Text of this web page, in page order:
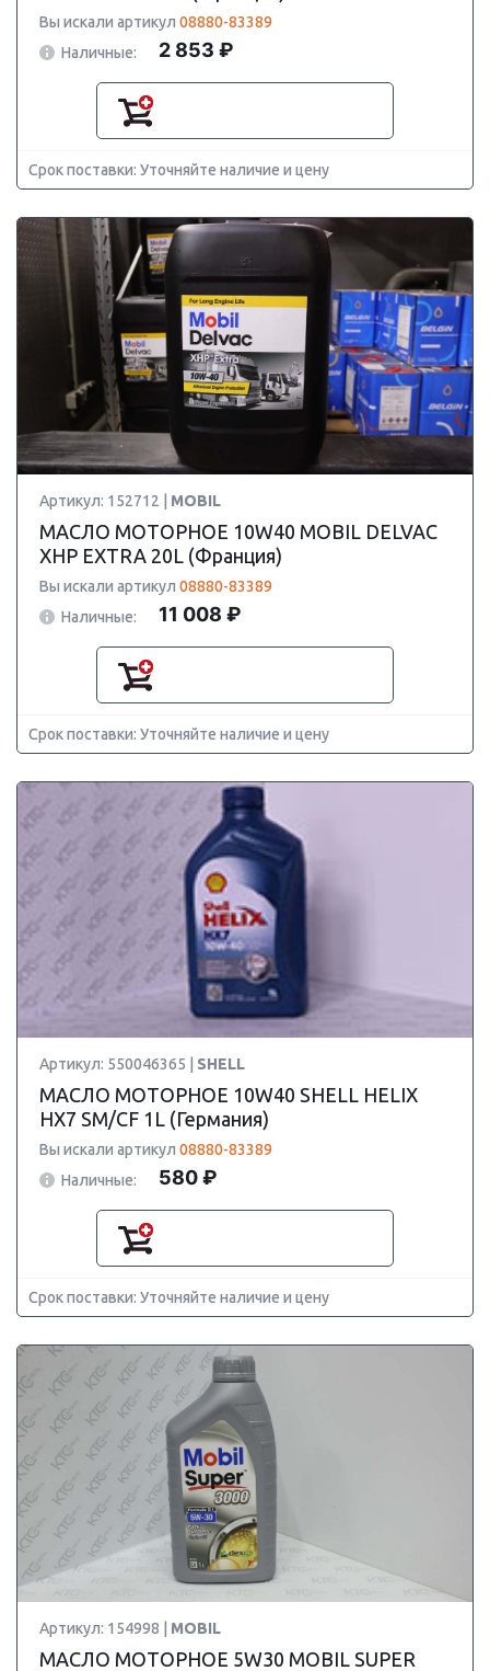
Вы искали артикул 08880-83389
Наличные:
2 853 ₽
Срок поставки: Уточняйте наличие и цену
Артикул: 152712 | MOBIL
МАСЛО МОТОРНОЕ 10W40 MOBIL DELVAC
XHP EXTRA 20L (Франция)
Вы искали артикул 08880-83389
Наличные:
11 008 ₽
Срок поставки: Уточняйте наличие и цену
Артикул: 550046365 | SHELL
МАСЛО МОТОРНОЕ 10W40 SHELL HELIX
HX7 SM/CF 1L (Германия)
Вы искали артикул 08880-83389
Наличные:
580 ₽
Срок поставки: Уточняйте наличие и цену
Артикул: 154998 | MOBIL
МАСЛО МОТОРНОЕ 5W30 MOBIL SUPER